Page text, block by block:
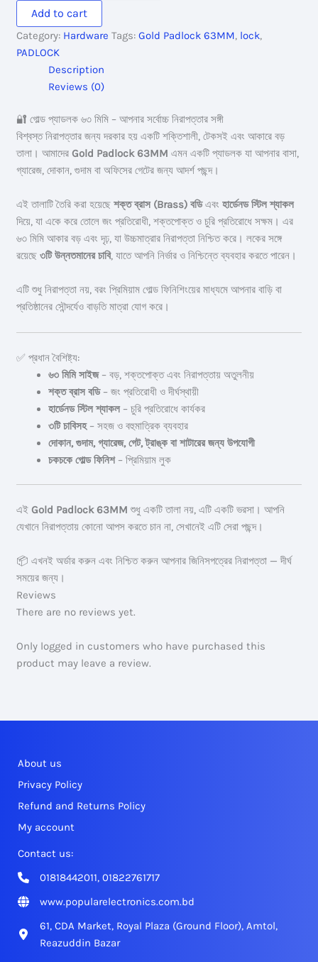
63MM
quantity
Add to cart
Category: Hardware Tags:Gold Padlock 63MM, lock,
PADLOCK
Description
Reviews (0)
🔐 গোল্ড প্যাডলক ৬৩ মিমি – আপনার সর্বোচ্চ নিরাপত্তার সঙ্গী
বিশ্বস্ত নিরাপত্তার জন্য দরকার হয় একটি শক্তিশালী, টেকসই এবং আকারে বড়
তালা। আমাদের Gold Padlock 63MM এমন একটি প্যাডলক যা আপনার বাসা,
গ্যারেজ, দোকান, গুদাম বা অফিসের গেটের জন্য আদর্শ পছন্দ।
এই তালাটি তৈরি করা হয়েছেশক্ত ব্রাস (Brass) বডিএবংহার্ডেনড স্টিল শ্যাকল
দিয়ে, যা একে করে তোলে জং প্রতিরোধী, শক্তপোক্ত ও চুরি প্রতিরোধে সক্ষম। এর
৬৩ মিমি আকার বড় এবং দৃঢ়, যা উচ্চমাত্রার নিরাপত্তা নিশ্চিত করে। লকের সঙ্গে
রয়েছে৩টি উন্নতমানের চাবি, যাতে আপনি নির্ভার ও নিশ্চিন্তে ব্যবহার করতে পারেন।
এটি শুধু নিরাপত্তা নয়, বরং প্রিমিয়াম গোল্ড ফিনিশিংয়ের মাধ্যমে আপনার বাড়ি বা
প্রতিষ্ঠানের সৌন্দর্যেও বাড়তি মাত্রা যোগ করে।
✅ প্রধান বৈশিষ্ট্য:
৬৩ মিমি সাইজ– বড়, শক্তপোক্ত এবং নিরাপত্তায় অতুলনীয়
শক্ত ব্রাস বডি– জং প্রতিরোধী ও দীর্ঘস্থায়ী
হার্ডেনড স্টিল শ্যাকল– চুরি প্রতিরোধে কার্যকর
৩টি চাবিসহ– সহজ ও বহুমাত্রিক ব্যবহার
দোকান, গুদাম, গ্যারেজ, গেট, ট্রাঙ্ক বা শাটারের জন্য উপযোগী
চকচকে গোল্ড ফিনিশ– প্রিমিয়াম লুক
এই Gold Padlock 63MM শুধু একটি তালা নয়, এটি একটি ভরসা। আপনি
যেখানে নিরাপত্তায় কোনো আপস করতে চান না, সেখানেই এটি সেরা পছন্দ।
📦 এখনই অর্ডার করুন এবং নিশ্চিত করুন আপনার জিনিসপত্রের নিরাপত্তা — দীর্ঘ
সময়ের জন্য।
Reviews
There are no reviews yet.
Only logged in customers who have purchased this
product may leave a review.
About us
Privacy Policy
Refund and Returns Policy
My account
Contact us:
01818442011, 01822761717
www.popularelectronics.com.bd
61, CDA Market, Royal Plaza (Ground Floor), Amtol,
Reazuddin Bazar